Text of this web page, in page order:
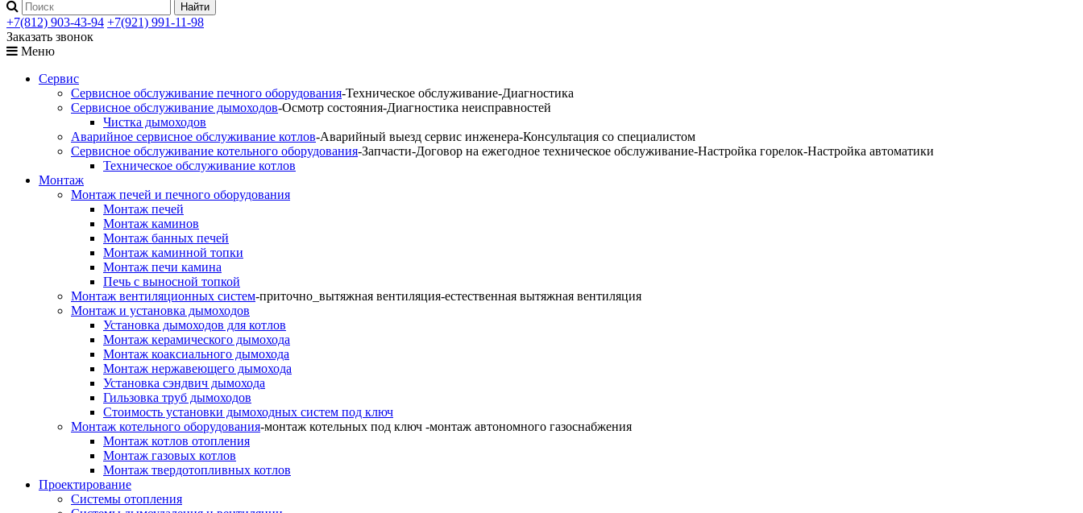
+7(812) 903-43-94 +7(921) 991-11-98
Заказать звонок
Меню
Сервис
Сервисное обслуживание печного оборудования-Техническое обслуживание-Диагностика
Сервисное обслуживание дымоходов-Осмотр состояния-Диагностика неисправностей
Чистка дымоходов
Аварийное сервисное обслуживание котлов-Аварийный выезд сервис инженера-Консультация со специалистом
Сервисное обслуживание котельного оборудования-Запчасти-Договор на ежегодное техническое обслуживание-Настройка горелок-Настройка автоматики
Техническое обслуживание котлов
Монтаж
Монтаж печей и печного оборудования
Монтаж печей
Монтаж каминов
Монтаж банных печей
Монтаж каминной топки
Монтаж печи камина
Печь с выносной топкой
Монтаж вентиляционных систем-приточно_вытяжная вентиляция-естественная вытяжная вентиляция
Монтаж и установка дымоходов
Установка дымоходов для котлов
Монтаж керамического дымохода
Монтаж коаксиального дымохода
Монтаж нержавеющего дымохода
Установка сэндвич дымохода
Гильзовка труб дымоходов
Стоимость установки дымоходных систем под ключ
Монтаж котельного оборудования-монтаж котельных под ключ -монтаж автономного газоснабжения
Монтаж котлов отопления
Монтаж газовых котлов
Монтаж твердотопливных котлов
Проектирование
Системы отопления